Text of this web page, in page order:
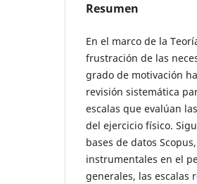
Resumen
En el marco de la
frustración de las
grado de motivación
revisión sistemática
escalas que evalúan
del ejercicio físico.
bases de datos
instrumentales en el
generales, las escalas